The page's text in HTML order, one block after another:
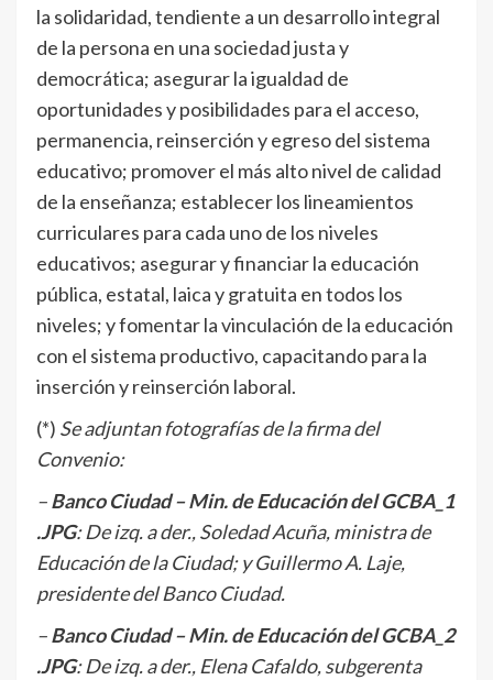
la solidaridad, tendiente a un desarrollo integral
de la persona en una sociedad justa y
democrática; asegurar la igualdad de
oportunidades y posibilidades para el acceso,
permanencia, reinserción y egreso del sistema
educativo; promover el más alto nivel de calidad
de la enseñanza; establecer los lineamientos
curriculares para cada uno de los niveles
educativos; asegurar y financiar la educación
pública, estatal, laica y gratuita en todos los
niveles; y fomentar la vinculación de la educación
con el sistema productivo, capacitando para la
inserción y reinserción laboral.
(*) Se adjuntan fotografías de la firma del
Convenio:
–Banco Ciudad – Min. de Educación del GCBA_1
.JPG: De izq. a der., Soledad Acuña, ministra de
Educación de la Ciudad; y Guillermo A. Laje,
presidente del Banco Ciudad.
–Banco Ciudad – Min. de Educación del GCBA_2
.JPG: De izq. a der., Elena Cafaldo, subgerenta